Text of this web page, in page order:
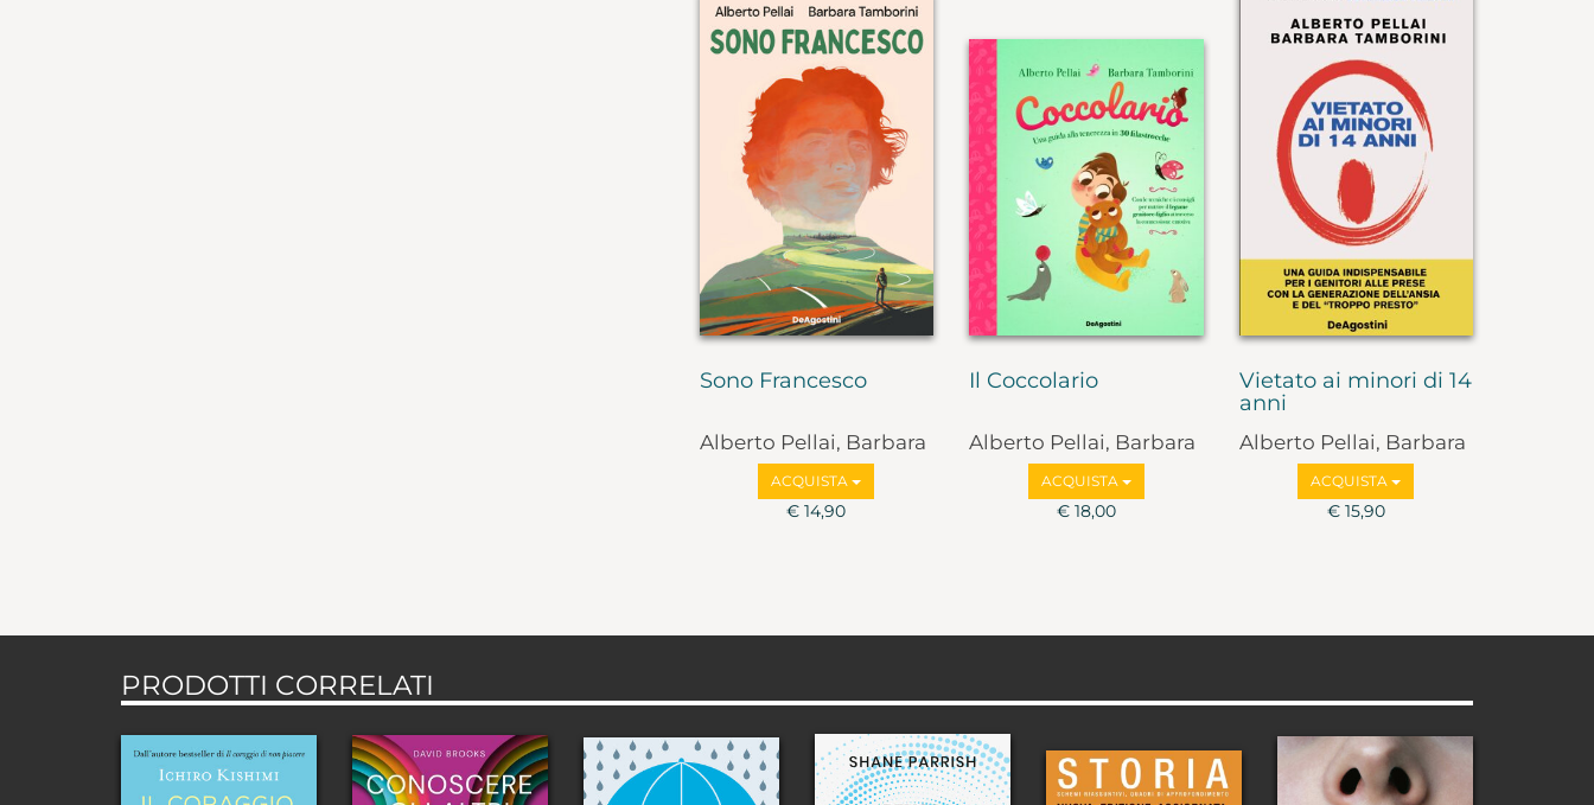
Sono Francesco
Alberto Pellai, Barbara
TamboriniACQUISTA
€ 14,90
Il Coccolario
Alberto Pellai, Barbara
TamboriniACQUISTA
€ 18,00
Vietato ai minori di 14
anni
Alberto Pellai, Barbara
TamboriniACQUISTA
€ 15,90
PRODOTTI CORRELATI